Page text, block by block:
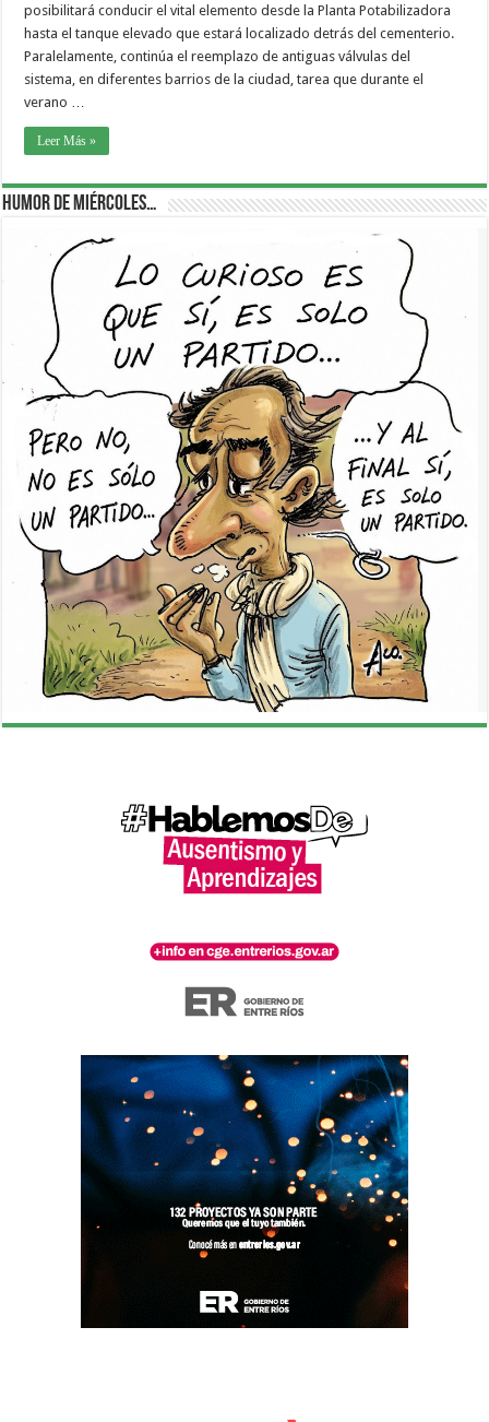
posibilitará conducir el vital elemento desde la Planta Potabilizadora
hasta el tanque elevado que estará localizado detrás del cementerio.
Paralelamente, continúa el reemplazo de antiguas válvulas del
sistema, en diferentes barrios de la ciudad, tarea que durante el
verano …
Leer Más »
Humor de Miércoles…